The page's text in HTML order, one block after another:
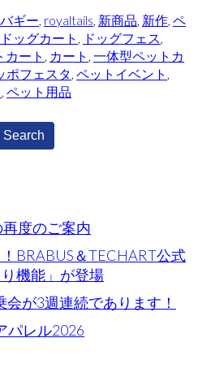
ギー, royaltails, 新商品, 新作, ペ
ドッグカート , ドッグフェス,
カート , カート , 一体型ペットカ
ポフェスタ, ペットイベント ,
, ペット用品
度のご案内
BRABUS＆TECHART公式
機能」が登場
会が3週連続であります！
パレル2026